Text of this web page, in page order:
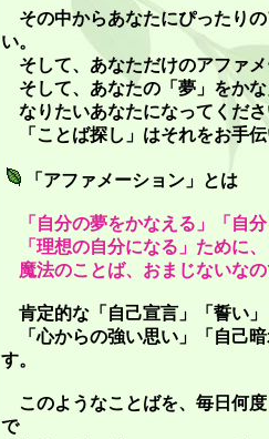
その中からあなたにぴったり
い。
そして、あなただけのアファ
そして、あなたの「夢」をか
なりたいあなたになってくだ
「ことば探し」はそれをお手
「アファメーション」とは
「自分の夢をかなえる」「自
「理想の自分になる」ために
魔法のことば、おまじないな
肯定的な「自己宣言」「誓い
「心からの強い思い」「自己
す。
このようなことばを、毎日何
で